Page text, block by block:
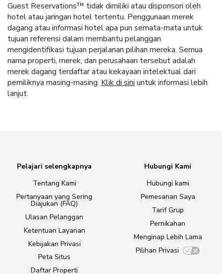
Guest Reservations™ tidak dimiliki atau disponsori oleh
hotel atau jaringan hotel tertentu. Penggunaan merek
dagang atau informasi hotel apa pun semata-mata untuk
tujuan referensi dalam membantu pelanggan
mengidentifikasi tujuan perjalanan pilihan mereka. Semua
nama properti, merek, dan perusahaan tersebut adalah
merek dagang terdaftar atau kekayaan intelektual dari
pemiliknya masing-masing. Klik di sini untuk informasi lebih
lanjut.
Pelajari selengkapnya
Tentang Kami
Pertanyaan yang Sering
Diajukan (FAQ)
Ulasan Pelanggan
Ketentuan Layanan
Kebijakan Privasi
Peta Situs
Daftar Properti
Hubungi Kami
Hubungi kami
Pemesanan Saya
Tarif Grup
Pernikahan
Menginap Lebih Lama
Pilihan Privasi